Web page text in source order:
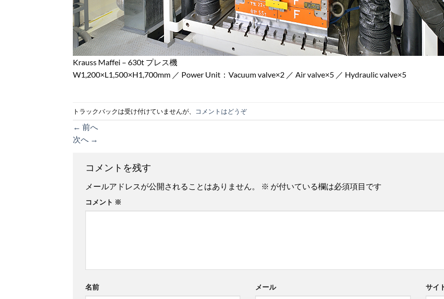
Krauss Maffei – 630t プレス機
W1,200×L1,500×H1,700mm ／ Power Unit：Vacuum valve×2 ／ Air valve×5 ／ Hydraulic valve×5
トラックバックは受け付けていませんが、 コメントはどうぞ
← 前へ
次へ →
コメントを残す
メールアドレスが公開されることはありません。 ※ が付いている欄は必須項目です
コメント ※
名前 メール サイ